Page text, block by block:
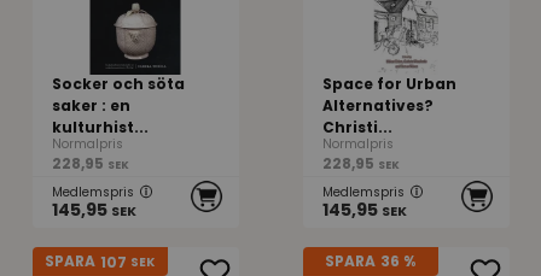
Socker och söta
saker : en
kulturhist...
Normalpris
228,95 SEK
Medlemspris
145,95 SEK
Space for Urban
Alternatives?
Christi...
Normalpris
228,95 SEK
Medlemspris
145,95 SEK
SPARA 107 SEK SPARA 36 %